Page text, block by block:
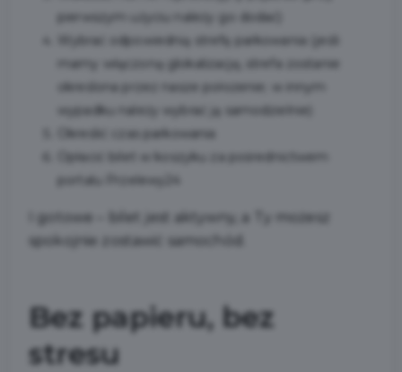
pierwszym użyciu należy go dodać)
Wybrać odpowiednią strefę parkowania (jeśli
mamy włączoną glokalizację, strefa zostanie
określona przez nasze położenie; w innym
wypadku należy wybrać ją samodzielnie)
Określić czas parkowania
Opłacić bilet w koszyku za pośrednictwem
portalu Przelewy24
I gotowe – bilet jest aktywny, a Ty możesz
spokojnie zostawić samochód.
Bez papieru, bez
stresu